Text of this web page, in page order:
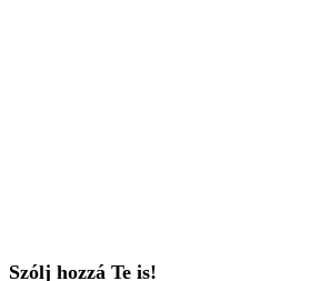
Szólj hozzá Te is!